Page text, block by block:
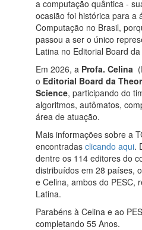
a computação quântica -
ocasião foi histórica para a
Computação no Brasil,
passou a ser o único
Latina no Editorial Board da
Em 2026, a Profa. Celina
o Editorial Board da
Science, participando do
algoritmos, autômatos,
área de atuação.
Mais informações sobre a
encontradas clicando aqui.
dentre os 114 editores do
distribuídos em 28 países,
e Celina, ambos do PESC,
Latina.
Parabéns à Celina e ao
completando 55 Anos.